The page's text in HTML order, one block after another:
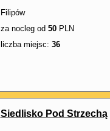
Filipów
za nocleg od 50PLN
liczba miejsc: 36
Siedlisko Pod Strzechą